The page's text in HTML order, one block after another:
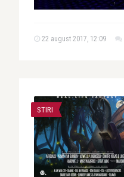
22 august 2017, 12:09
STIRI